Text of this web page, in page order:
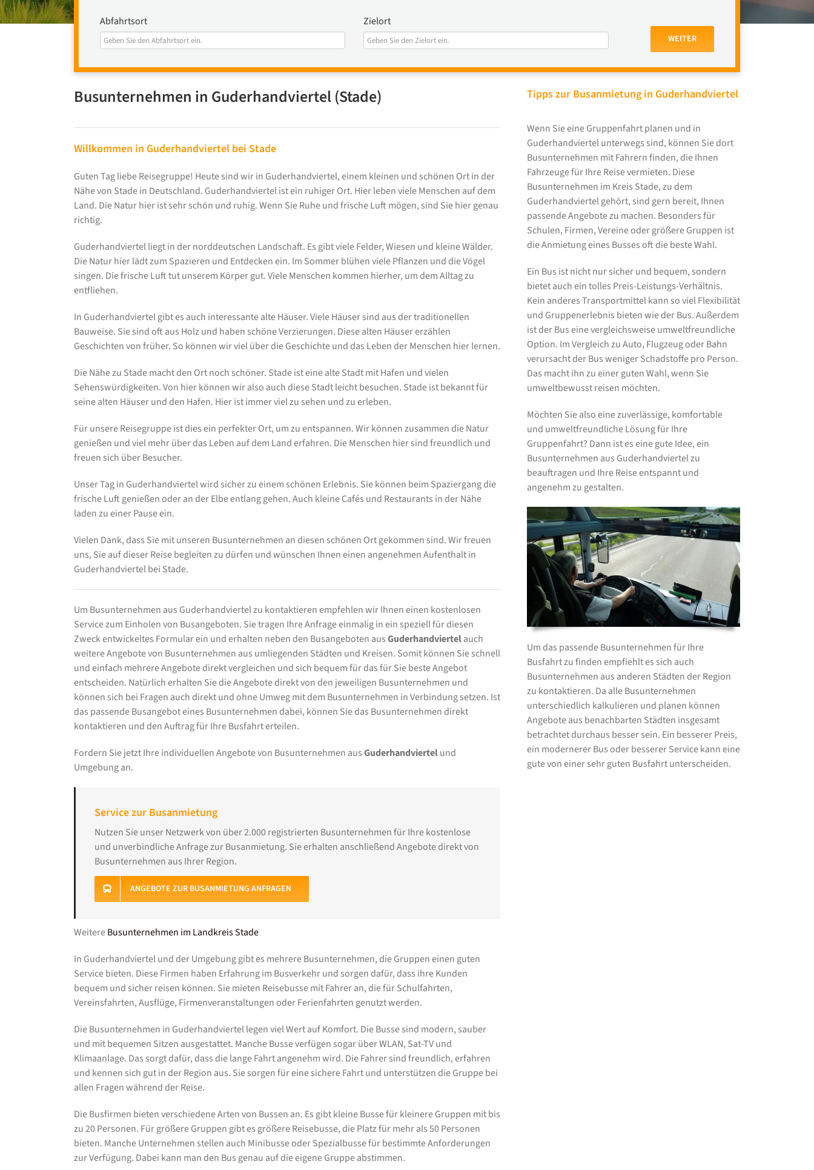
Abfahrtsort Zielort
WEITER
Busunternehmen in Guderhandviertel (Stade)
Willkommen in Guderhandviertel bei Stade
Guten Tag liebe Reisegruppe! Heute sind wir in Guderhandviertel, einem kleinen und schönen Ort in der
Nähe von Stade in Deutschland. Guderhandviertel ist ein ruhiger Ort. Hier leben viele Menschen auf dem
Land. Die Natur hier ist sehr schön und ruhig. Wenn Sie Ruhe und frische Luft mögen, sind Sie hier genau
richtig.
Guderhandviertel liegt in der norddeutschen Landschaft. Es gibt viele Felder, Wiesen und kleine Wälder.
Die Natur hier lädt zum Spazieren und Entdecken ein. Im Sommer blühen viele Pflanzen und die Vögel
singen. Die frische Luft tut unserem Körper gut. Viele Menschen kommen hierher, um dem Alltag zu
entfliehen.
In Guderhandviertel gibt es auch interessante alte Häuser. Viele Häuser sind aus der traditionellen
Bauweise. Sie sind oft aus Holz und haben schöne Verzierungen. Diese alten Häuser erzählen
Geschichten von früher. So können wir viel über die Geschichte und das Leben der Menschen hier lernen.
Die Nähe zu Stade macht den Ort noch schöner. Stade ist eine alte Stadt mit Hafen und vielen
Sehenswürdigkeiten. Von hier können wir also auch diese Stadt leicht besuchen. Stade ist bekannt für
seine alten Häuser und den Hafen. Hier ist immer viel zu sehen und zu erleben.
Für unsere Reisegruppe ist dies ein perfekter Ort, um zu entspannen. Wir können zusammen die Natur
genießen und viel mehr über das Leben auf dem Land erfahren. Die Menschen hier sind freundlich und
freuen sich über Besucher.
Unser Tag in Guderhandviertel wird sicher zu einem schönen Erlebnis. Sie können beim Spaziergang die
frische Luft genießen oder an der Elbe entlang gehen. Auch kleine Cafés und Restaurants in der Nähe
laden zu einer Pause ein.
Vielen Dank, dass Sie mit unseren Busunternehmen an diesen schönen Ort gekommen sind. Wir freuen
uns, Sie auf dieser Reise begleiten zu dürfen und wünschen Ihnen einen angenehmen Aufenthalt in
Guderhandviertel bei Stade.
Um Busunternehmen aus Guderhandviertel zu kontaktieren empfehlen wir Ihnen einen kostenlosen
Service zum Einholen von Busangeboten. Sie tragen Ihre Anfrage einmalig in ein speziell für diesen
Zweck entwickeltes Formular ein und erhalten neben den Busangeboten ausGuderhandviertelauch
weitere Angebote von Busunternehmen aus umliegenden Städten und Kreisen. Somit können Sie schnell
und einfach mehrere Angebote direkt vergleichen und sich bequem für das für Sie beste Angebot
entscheiden. Natürlich erhalten Sie die Angebote direkt von den jeweiligen Busunternehmen und
können sich bei Fragen auch direkt und ohne Umweg mit dem Busunternehmen in Verbindung setzen. Ist
das passende Busangebot eines Busunternehmen dabei, können Sie das Busunternehmen direkt
kontaktieren und den Auftrag für Ihre Busfahrt erteilen.
Fordern Sie jetzt Ihre individuellen Angebote von Busunternehmen ausGuderhandviertelund
Umgebung an.
Service zur Busanmietung
Nutzen Sie unser Netzwerk von über 2.000 registrierten Busunternehmen für Ihre kostenlose
und unverbindliche Anfrage zur Busanmietung. Sie erhalten anschließend Angebote direkt von
Busunternehmen aus Ihrer Region.
ANGEBOTE ZUR BUSANMIETUNG ANFRAGEN
WeitereBusunternehmen im Landkreis Stade
In Guderhandviertel und der Umgebung gibt es mehrere Busunternehmen, die Gruppen einen guten
Service bieten. Diese Firmen haben Erfahrung im Busverkehr und sorgen dafür, dass ihre Kunden
bequem und sicher reisen können. Sie mieten Reisebusse mit Fahrer an, die für Schulfahrten,
Vereinsfahrten, Ausflüge, Firmenveranstaltungen oder Ferienfahrten genutzt werden.
Die Busunternehmen in Guderhandviertel legen viel Wert auf Komfort. Die Busse sind modern, sauber
und mit bequemen Sitzen ausgestattet. Manche Busse verfügen sogar über WLAN, Sat-TV und
Klimaanlage. Das sorgt dafür, dass die lange Fahrt angenehm wird. Die Fahrer sind freundlich, erfahren
und kennen sich gut in der Region aus. Sie sorgen für eine sichere Fahrt und unterstützen die Gruppe bei
allen Fragen während der Reise.
Die Busfirmen bieten verschiedene Arten von Bussen an. Es gibt kleine Busse für kleinere Gruppen mit bis
zu 20 Personen. Für größere Gruppen gibt es größere Reisebusse, die Platz für mehr als 50 Personen
bieten. Manche Unternehmen stellen auch Minibusse oder Spezialbusse für bestimmte Anforderungen
zur Verfügung. Dabei kann man den Bus genau auf die eigene Gruppe abstimmen.
Tipps zur Busanmietung in Guderhandviertel
Wenn Sie eine Gruppenfahrt planen und in
Guderhandviertel unterwegs sind, können Sie dort
Busunternehmen mit Fahrern finden, die Ihnen
Fahrzeuge für Ihre Reise vermieten. Diese
Busunternehmen im Kreis Stade, zu dem
Guderhandviertel gehört, sind gern bereit, Ihnen
passende Angebote zu machen. Besonders für
Schulen, Firmen, Vereine oder größere Gruppen ist
die Anmietung eines Busses oft die beste Wahl.
Ein Bus ist nicht nur sicher und bequem, sondern
bietet auch ein tolles Preis-Leistungs-Verhältnis.
Kein anderes Transportmittel kann so viel Flexibilität
und Gruppenerlebnis bieten wie der Bus. Außerdem
ist der Bus eine vergleichsweise umweltfreundliche
Option. Im Vergleich zu Auto, Flugzeug oder Bahn
verursacht der Bus weniger Schadstoffe pro Person.
Das macht ihn zu einer guten Wahl, wenn Sie
umweltbewusst reisen möchten.
Möchten Sie also eine zuverlässige, komfortable
und umweltfreundliche Lösung für Ihre
Gruppenfahrt? Dann ist es eine gute Idee, ein
Busunternehmen aus Guderhandviertel zu
beauftragen und Ihre Reise entspannt und
angenehm zu gestalten.
Um das passende Busunternehmen für Ihre
Busfahrt zu finden empfiehlt es sich auch
Busunternehmen aus anderen Städten der Region
zu kontaktieren. Da alle Busunternehmen
unterschiedlich kalkulieren und planen können
Angebote aus benachbarten Städten insgesamt
betrachtet durchaus besser sein. Ein besserer Preis,
ein modernerer Bus oder besserer Service kann eine
gute von einer sehr guten Busfahrt unterscheiden.